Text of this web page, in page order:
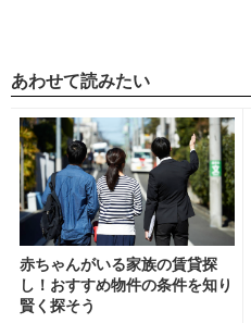
あわせて読みたい
赤ちゃんがいる家族の賃貸探
し！おすすめ物件の条件を知り
賢く探そう